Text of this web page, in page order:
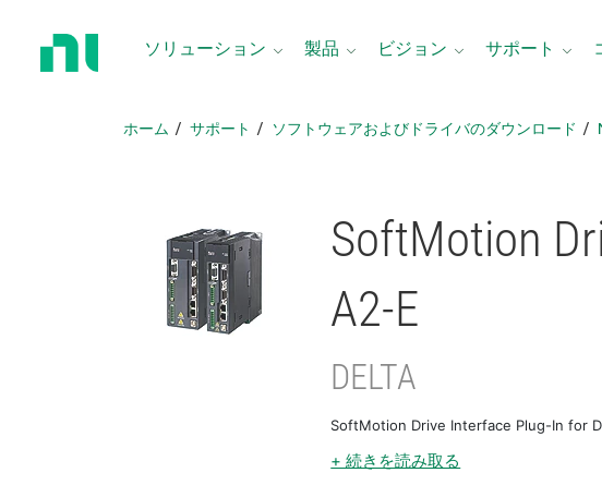
ソリューション 製品 ビジョン サポート
ホーム サポート ソフトウェアおよびドライバのダウンロード
SoftMotion
A2-E
DELTA
SoftMotion Drive Interface Plug-In for
+ 続きを読み取る